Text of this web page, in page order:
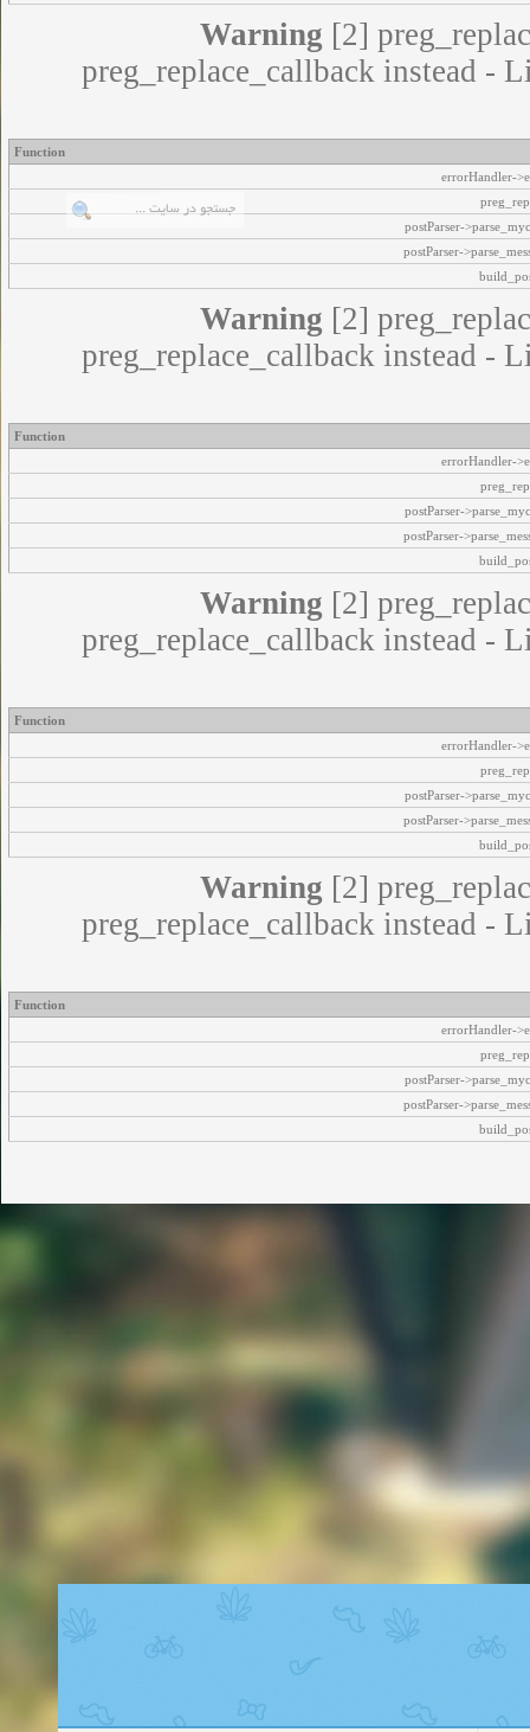
Warning [2]
preg_replace_callback instead -
Function
errorHandler-
postParser-
postParser-
Warning [2]
preg_replace_callback instead -
Function
errorHandler-
postParser-
postParser-
Warning [2]
preg_replace_callback instead -
Function
errorHandler-
postParser-
postParser-
Warning [2]
preg_replace_callback instead -
Function
errorHandler-
postParser-
postParser-